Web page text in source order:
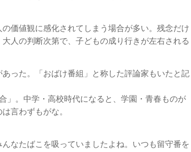
価値観に感化されてしまう場合が多い。残念だけ
人の判断次第で、子どもの成り行きが左右される
った。「おばけ番組」と称した評論家もいたと記
」。中学・高校時代になると、学園・青春ものが
言わずもがな。
なたばこを吸っていましたよね。いつも留守番を